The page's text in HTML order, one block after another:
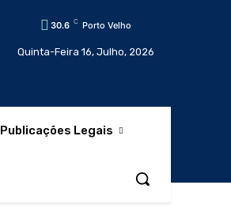
30.6 C Porto Velho
Quinta-Feira 16, Julho, 2026
Publicações Legais